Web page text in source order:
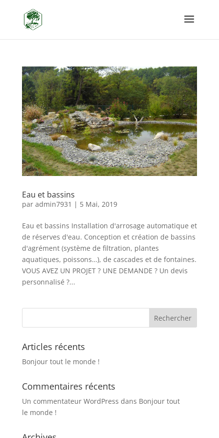
Eau et bassins
par admin7931 | 5 Mai, 2019
Eau et bassins Installation d'arrosage automatique et
de réserves d'eau. Conception et création de bassins
d'agrément (système de filtration, plantes
aquatiques, poissons…), de cascades et de fontaines.
VOUS AVEZ UN PROJET ? UNE DEMANDE ? Un devis
personnalisé ?...
Articles récents
Bonjour tout le monde !
Commentaires récents
Un commentateur WordPress dans Bonjour tout
le monde !